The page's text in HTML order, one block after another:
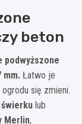
beton
podwyższone
mm. Łatwo je
się zmieni.
świerku lub
Merlin,